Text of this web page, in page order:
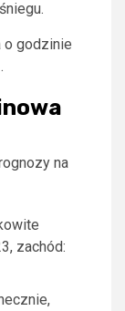
o godzinie
na
zachód: